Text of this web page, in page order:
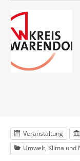
Veranstaltung
Umwelt, Klima und